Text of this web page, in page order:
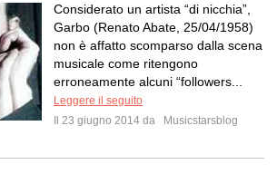
Considerato un artista “di nicchia”,
Garbo (Renato Abate, 25/04/1958)
non è affatto scomparso dalla scena
musicale come ritengono
erroneamente alcuni “followers...
Leggere il seguito
Il 23 giugno 2014 da
Musicstarsblog